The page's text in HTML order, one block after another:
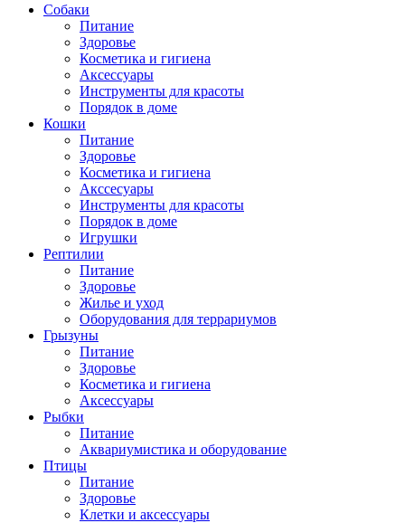
Собаки
Питание
Здоровье
Косметика и гигиена
Аксессуары
Инструменты для красоты
Порядок в доме
Кошки
Питание
Здоровье
Косметика и гигиена
Акссесуары
Инструменты для красоты
Порядок в доме
Игрушки
Рептилии
Питание
Здоровье
Жилье и уход
Оборудования для террариумов
Грызуны
Питание
Здоровье
Косметика и гигиена
Аксессуары
Рыбки
Питание
Аквариумистика и оборудование
Птицы
Питание
Здоровье
Клетки и аксессуары